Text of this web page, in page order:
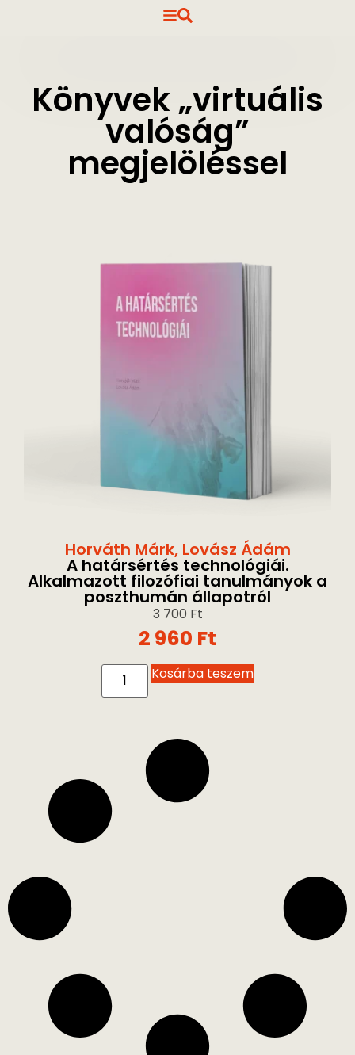
Könyvek „virtuális
valóság”
megjelöléssel
Horváth Márk, Lovász Ádám
A határsértés technológiái.
Alkalmazott filozófiai tanulmányok a
poszthumán állapotról
3 700Ft
2 960 Ft
Kosárba teszem